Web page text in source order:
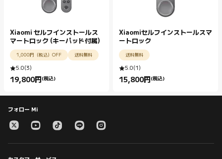
Xiaomi セルフインストールス
マートロック (キーパッド付属)
1,000円（税込）OFF 送料無料
5.0(3)
19,800円 (税込)
Current Price 円19800.00
Xiaomiセルフインストールスマ
ートロック
送料無料
5.0(1)
15,800円 (税込)
Current Price 円15800.00
フォロー Mi